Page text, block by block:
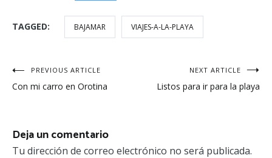
TAGGED: BAJAMAR VIAJES-A-LA-PLAYA
Navegación
de
PREVIOUS ARTICLE
Con mi carro en Orotina
NEXT ARTICLE
Listos para ir para la playa
Deja un comentario
Tu dirección de correo electrónico no será publicada.